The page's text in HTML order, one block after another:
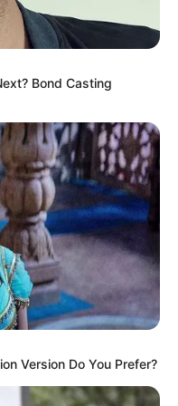
izgalmakkal
hogy Csaba
irányába, és
ünneplésre.
Bond Casting
Version Do You Prefer?